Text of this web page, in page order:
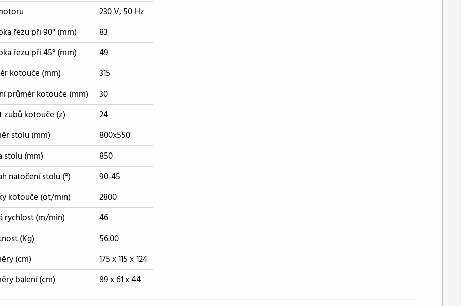
230 V, 50 Hz
řezu při 90° (mm)
83
řezu při 45° (mm)
49
kotouče (mm)
315
průměr kotouče (mm)
30
zubů kotouče (z)
24
stolu (mm)
800x550
stolu (mm)
850
natočení stolu (°)
90-45
kotouče (ot/min)
2800
rychlost (m/min)
46
(Kg)
56.00
(cm)
175 x 115 x 124
balení (cm)
89 x 61 x 44